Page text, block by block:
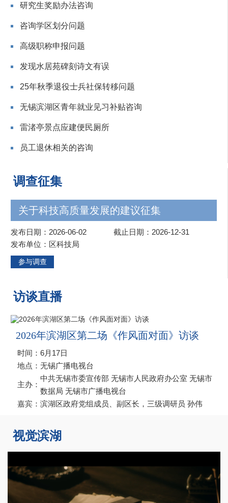
研究生奖励办法咨询
咨询学区划分问题
高级职称申报问题
发现水居苑碑刻诗文有误
25年秋季退役士兵社保转移问题
无锡滨湖区青年就业见习补贴咨询
雷渚亭景点应建便民厕所
员工退休相关的咨询
调查征集
关于科技高质量发展的建议征集
发布日期：2026-06-02
截止日期：2026-12-31
发布单位：区科技局
参与调查
访谈直播
2026年滨湖区第二场《作风面对面》访谈
时间： 6月17日
地点： 无锡广播电视台
主办：
中共无锡市委宣传部 无锡市人民政府办公室 无锡市
数据局 无锡市广播电视台
嘉宾： 滨湖区政府党组成员、副区长，三级调研员 孙伟
视觉滨湖